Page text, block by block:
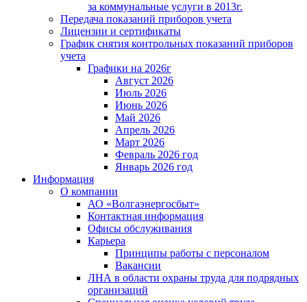
за коммунальные услуги в 2013г.
Передача показаний приборов учета
Лицензии и сертификаты
График снятия контрольных показаний приборов
учета
Графики на 2026г
Август 2026
Июль 2026
Июнь 2026
Май 2026
Апрель 2026
Март 2026
Февраль 2026 год
Январь 2026 год
Информация
О компании
АО «Волгаэнергосбыт»
Контактная информация
Офисы обслуживания
Карьера
Принципы работы с персоналом
Вакансии
ЛНА в области охраны труда для подрядных
организаций